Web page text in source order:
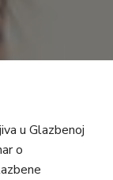
u Glazbenoj
o